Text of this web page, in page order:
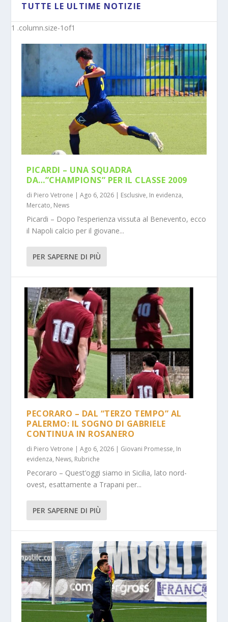
PECORARO – DAL “TERZO TEMPO” AL ...
MISTER MICHELE SACCO (INTERVISTA):”10
ANNI C...
TUTTE LE ULTIME NOTIZIE
PICARDI – UNA SQUADRA
DA…”CHAMPIONS” PER IL CLASSE 2009
di Piero Vetrone |Ago 6, 2026 | Esclusive, In evidenza,
Mercato, News
Picardi – Dopo l’esperienza vissuta al Benevento, ecco
il Napoli calcio per il giovane...
PER SAPERNE DI PIÙ
PECORARO – DAL “TERZO TEMPO” AL
PALERMO: IL SOGNO DI GABRIELE
CONTINUA IN ROSANERO
di Piero Vetrone |Ago 6, 2026 | Giovani Promesse, In
evidenza, News, Rubriche
Pecoraro – Quest’oggi siamo in Sicilia, lato nord-
ovest, esattamente a Trapani per...
PER SAPERNE DI PIÙ